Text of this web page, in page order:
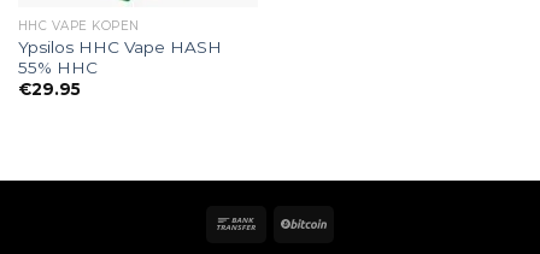
HHC VAPE KOPEN
Ypsilos HHC Vape HASH
55% HHC
€29.95